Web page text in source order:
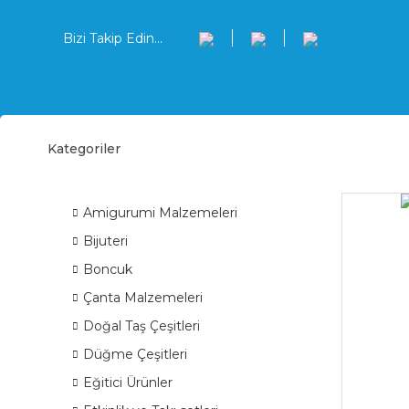
Bizi Takip Edin...
Kategoriler
ÜRÜN GRUPLARI
Amigurumi Malzemeleri
Bijuteri
Boncuk
Çanta Malzemeleri
Doğal Taş Çeşitleri
Düğme Çeşitleri
Eğitici Ürünler